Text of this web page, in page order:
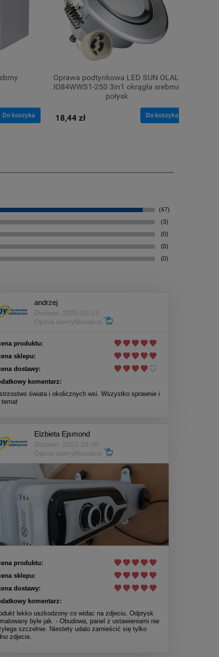
Do koszyka
Oprawa podtynkowa LED SUN OLAL-
IO84WWS1-250 3in1 okrągła srebrna
połysk
18,44 zł Do koszyka
(47)
(3)
(0)
(0)
(0)
andrzej
Dodano: 2025-02-13
Opinia zweryfikowana
produktu:
sklepu:
dostawy:
komentarz:
świata i okolicznych wsi. Wszystko sprawnie i
temat
Elzbieta Ejsmond
Dodano: 2022-10-10
Opinia zweryfikowana
produktu:
sklepu:
dostawy:
komentarz:
lekko uszkodzony co widac na zdjeciu. Odprysk
byle jak. - Obudowa, panel z ustawieniami nie
szczelnie. Niestety udalo zamieścić się tylko
zdjecie.